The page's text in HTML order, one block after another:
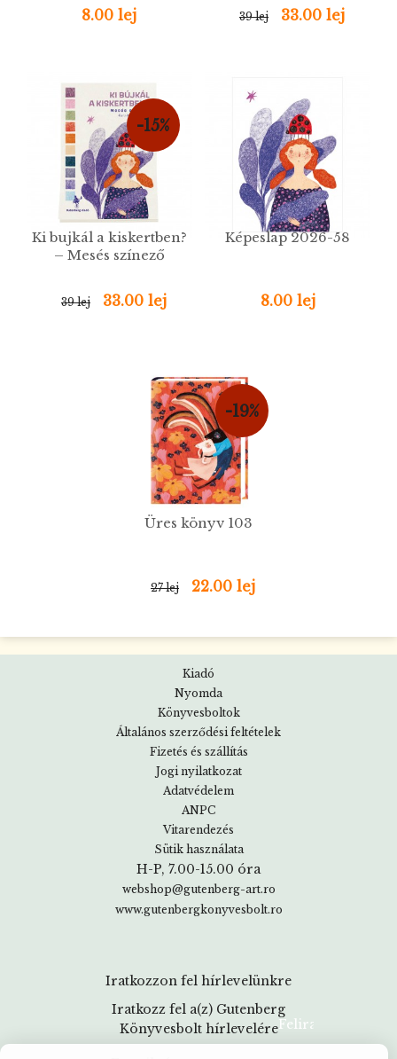
8.00 lej 39 lej 33.00 lej
-15%
Ki bujkál a kiskertben?
– Mesés színező
39 lej 33.00 lej
Képeslap 2026-58
8.00 lej
-19%
Üres könyv 103
27 lej 22.00 lej
Kiadó
Nyomda
Könyvesboltok
Általános szerződési feltételek
Fizetés és szállítás
Jogi nyilatkozat
Adatvédelem
ANPC
Vitarendezés
Sütik használata
H-P, 7.00-15.00 óra
webshop@gutenberg-art.ro
www.gutenbergkonyvesbolt.ro
Iratkozzon fel hírlevelünkre
Iratkozz fel a(z) Gutenberg
Könyvesbolt hírlevelére